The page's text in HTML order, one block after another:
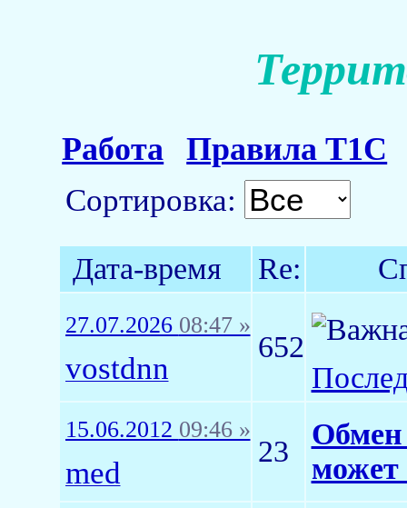
Работа Правила Т1С
Сортировка:
Дата-время Re:
27.07.2026 08:47 »
vostdnn
652
15.06.2012 09:46 »
med
23
Обмен
может